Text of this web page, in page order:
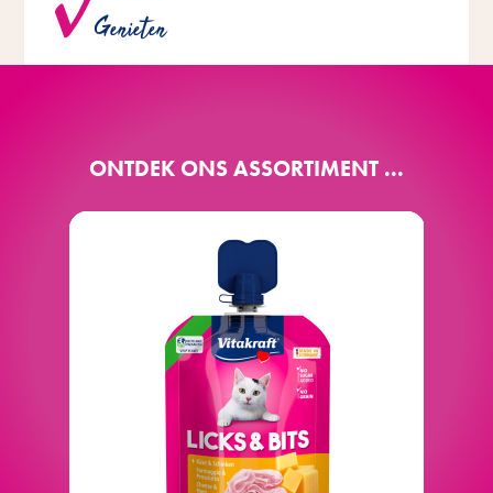
Genieten
suikers, granen, kleurstoffen en conserveermiddelen.
ONTDEK ONS ASSORTIMENT ...